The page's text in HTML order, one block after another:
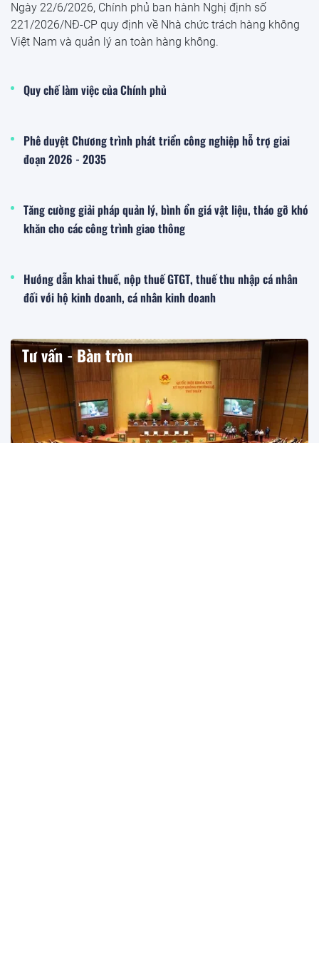
Ngày 22/6/2026, Chính phủ ban hành Nghị định số
221/2026/NĐ-CP quy định về Nhà chức trách hàng không
Việt Nam và quản lý an toàn hàng không.
Quy chế làm việc của Chính phủ
Phê duyệt Chương trình phát triển công nghiệp hỗ trợ giai
đoạn 2026 - 2035
Tăng cường giải pháp quản lý, bình ổn giá vật liệu, tháo gỡ khó
khăn cho các công trình giao thông
Hướng dẫn khai thuế, nộp thuế GTGT, thuế thu nhập cá nhân
đối với hộ kinh doanh, cá nhân kinh doanh
Tư vấn - Bàn tròn